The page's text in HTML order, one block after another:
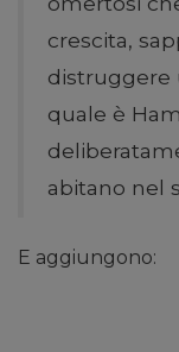
crescita,
distruggere
quale è
abitano nel
E aggiungono: